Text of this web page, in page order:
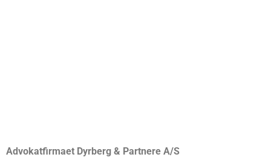
Advokatfirmaet Dyrberg & Partnere A/S